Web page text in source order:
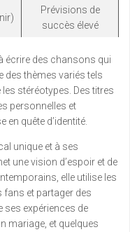
Prévisions de
succès élevé
écrire des chansons qui
des thèmes variés tels
les stéréotypes. Des titres
personnelles et
quête d’identité.
unique et à ses
une vision d’espoir et de
elle utilise les
et partager des
ses expériences de
mariage, et quelques